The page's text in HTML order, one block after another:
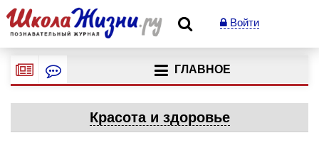
Войти
ГЛАВНОЕ
Красота и здоровье